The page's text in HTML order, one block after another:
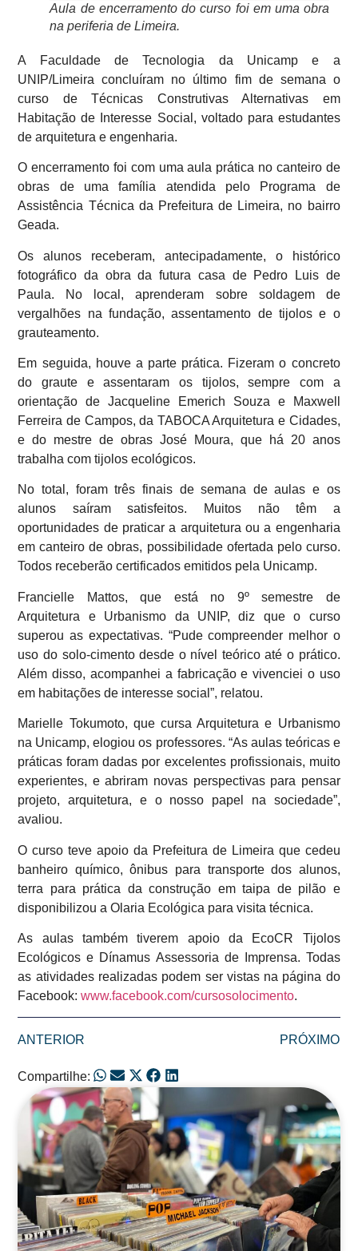
Aula de encerramento do curso foi em uma obra
na periferia de Limeira.
A Faculdade de Tecnologia da Unicamp e a
UNIP/Limeira concluíram no último fim de semana o
curso de Técnicas Construtivas Alternativas em
Habitação de Interesse Social, voltado para estudantes
de arquitetura e engenharia.
O encerramento foi com uma aula prática no canteiro de
obras de uma família atendida pelo Programa de
Assistência Técnica da Prefeitura de Limeira, no bairro
Geada.
Os alunos receberam, antecipadamente, o histórico
fotográfico da obra da futura casa de Pedro Luis de
Paula. No local, aprenderam sobre soldagem de
vergalhões na fundação, assentamento de tijolos e o
grauteamento.
Em seguida, houve a parte prática. Fizeram o concreto
do graute e assentaram os tijolos, sempre com a
orientação de Jacqueline Emerich Souza e Maxwell
Ferreira de Campos, da TABOCA Arquitetura e Cidades,
e do mestre de obras José Moura, que há 20 anos
trabalha com tijolos ecológicos.
No total, foram três finais de semana de aulas e os
alunos saíram satisfeitos. Muitos não têm a
oportunidades de praticar a arquitetura ou a engenharia
em canteiro de obras, possibilidade ofertada pelo curso.
Todos receberão certificados emitidos pela Unicamp.
Francielle Mattos, que está no 9º semestre de
Arquitetura e Urbanismo da UNIP, diz que o curso
superou as expectativas. “Pude compreender melhor o
uso do solo-cimento desde o nível teórico até o prático.
Além disso, acompanhei a fabricação e vivenciei o uso
em habitações de interesse social”, relatou.
Marielle Tokumoto, que cursa Arquitetura e Urbanismo
na Unicamp, elogiou os professores. “As aulas teóricas e
práticas foram dadas por excelentes profissionais, muito
experientes, e abriram novas perspectivas para pensar
projeto, arquitetura, e o nosso papel na sociedade”,
avaliou.
O curso teve apoio da Prefeitura de Limeira que cedeu
banheiro químico, ônibus para transporte dos alunos,
terra para prática da construção em taipa de pilão e
disponibilizou a Olaria Ecológica para visita técnica.
As aulas também tiverem apoio da EcoCR Tijolos
Ecológicos e Dínamus Assessoria de Imprensa. Todas
as atividades realizadas podem ser vistas na página do
Facebook:www.facebook.com/cursosolocimento.
ANTERIOR PRÓXIMO
Compartilhe:
Posts Relacionados